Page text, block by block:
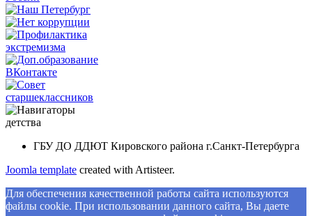
ГБУ ДО ДДЮТ Кировского района г.Санкт-Петербурга
Joomla template created with Artisteer.
Для обеспечения качественной работы сайта используются
файлы cookie. При использовании данного сайта, Вы даете